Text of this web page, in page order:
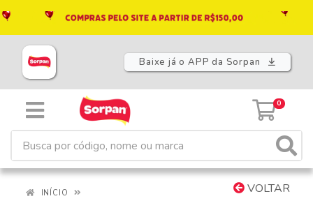
Baixe já o APP da Sorpan
0
VOLTAR
INÍCIO